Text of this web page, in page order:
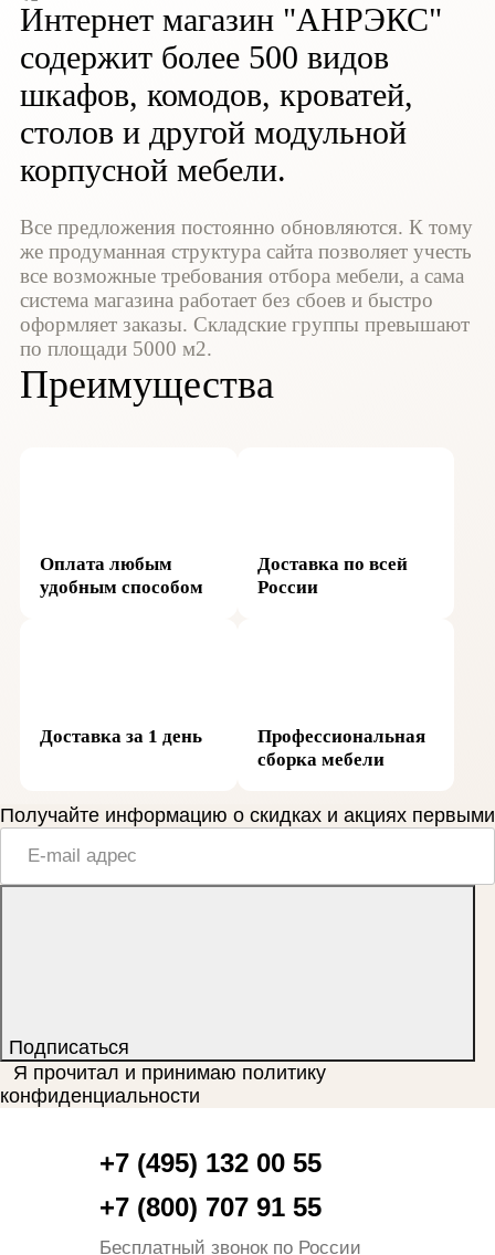
Интернет магазин "АНРЭКС"
содержит более 500 видов
шкафов, комодов, кроватей,
столов и другой модульной
корпусной мебели.
Все предложения постоянно обновляются. К тому
же продуманная структура сайта позволяет учесть
все возможные требования отбора мебели, а сама
система магазина работает без сбоев и быстро
оформляет заказы. Складские группы превышают
по площади 5000 м2.
Преимущества
Оплата любым
удобным способом
Доставка по всей
России
Доставка за 1 день
Профессиональная
сборка мебели
Получайте информацию о скидках и акциях первыми
Подписаться
Я прочитал и принимаю политику
конфиденциальности
+7 (495) 132 00 55
+7 (800) 707 91 55
Бесплатный звонок по России